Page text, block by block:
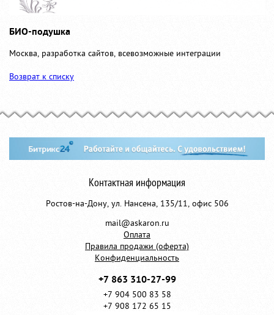
БИО-подушка
Москва, разработка сайтов, всевозможные интеграции
Возврат к списку
Контактная информация
Ростов-на-Дону, ул. Нансена, 135/11, офис 506
mail@askaron.ru
Оплата
Правила продажи (оферта)
Конфиденциальность
+7 863 310-27-99
+7 904 500 83 58
+7 908 172 65 15